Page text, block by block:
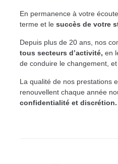
En permanence à votre
terme et le succès de votre
Depuis plus de 20 ans, nos
tous secteurs d’activité, en
de conduire le changement,
La qualité de nos prestations
renouvellent chaque année
confidentialité et discrétion.